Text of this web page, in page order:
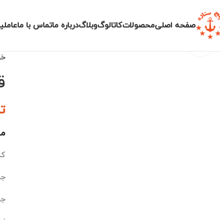
صفحه اصلیمحصولاتکاتالوگوبلاگدرباره ماتماس با ما